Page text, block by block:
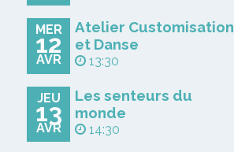
MER
12
AVR
Atelier Customisation
et Danse
13:30
JEU
13
AVR
Les senteurs du
monde
14:30